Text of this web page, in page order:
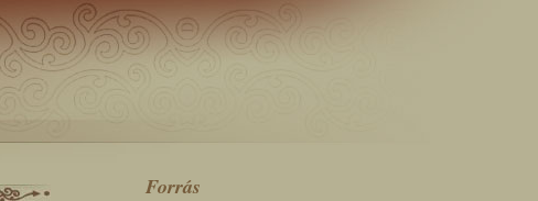
Forrás